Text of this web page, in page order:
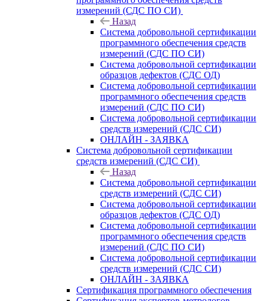
измерений (СДС ПО СИ)
Назад
Система добровольной сертификации
программного обеспечения средств
измерений (СДС ПО СИ)
Система добровольной сертификации
образцов дефектов (СДС ОД)
Система добровольной сертификации
программного обеспечения средств
измерений (СДС ПО СИ)
Система добровольной сертификации
средств измерений (СДС СИ)
ОНЛАЙН - ЗАЯВКА
Система добровольной сертификации
средств измерений (СДС СИ)
Назад
Система добровольной сертификации
средств измерений (СДС СИ)
Система добровольной сертификации
образцов дефектов (СДС ОД)
Система добровольной сертификации
программного обеспечения средств
измерений (СДС ПО СИ)
Система добровольной сертификации
средств измерений (СДС СИ)
ОНЛАЙН - ЗАЯВКА
Сертификация программного обеспечения